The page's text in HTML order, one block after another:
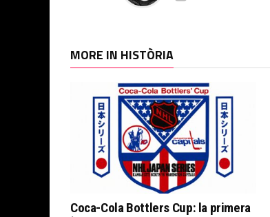
MORE IN HISTÒRIA
Coca-Cola Bottlers Cup: la primera